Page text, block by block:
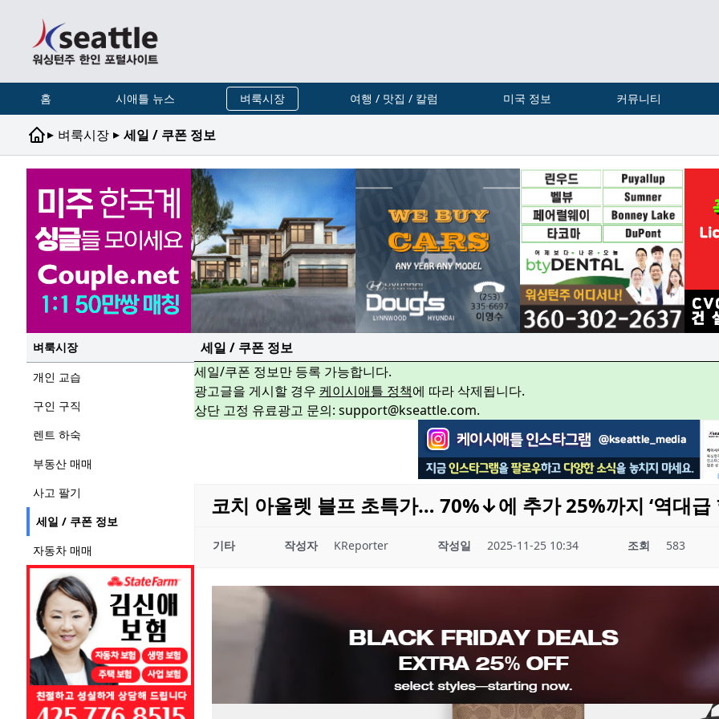
홈 시애틀 뉴스 벼룩시장 여행 / 맛집 / 칼럼 미국 정보 커뮤니티
▸ 벼룩시장 ▸ 세일 / 쿠폰 정보
벼룩시장
개인 교습
구인 구직
렌트 하숙
부동산 매매
사고 팔기
세일 / 쿠폰 정보
자동차 매매
세일 / 쿠폰 정보
세일/쿠폰 정보만 등록 가능합니다.
광고글을 게시할 경우 케이시애틀 정책에 따라 삭제됩니다.
상단 고정 유료광고 문의: support@kseattle.com.
코치 아울렛 블프 초특가… 70%↓에 추가 25%까지 ‘역대급
기타 작성자 KReporter 작성일 2025-11-25 10:34 조회 583